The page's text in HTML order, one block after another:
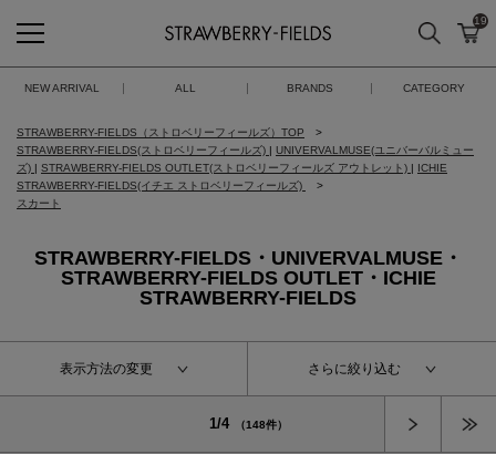
STRAWBERRY-FIELDS
検索 カ
19
NEW ARRIVAL ALL BRANDS CATEGORY
STRAWBERRY-FIELDS（ストロベリーフィールズ）TOP
STRAWBERRY-FIELDS(ストロベリーフィールズ) | UNIVERVALMUSE(ユニバーバルミュー
ズ) | STRAWBERRY-FIELDS OUTLET(ストロベリーフィールズ アウトレット) | ICHIE
STRAWBERRY-FIELDS(イチエ ストロベリーフィールズ)
スカート
STRAWBERRY-FIELDS・UNIVERVALMUSE・
STRAWBERRY-FIELDS OUTLET・ICHIE
STRAWBERRY-FIELDS
表示方法の変更 さらに絞り込む
1/4 （148件）